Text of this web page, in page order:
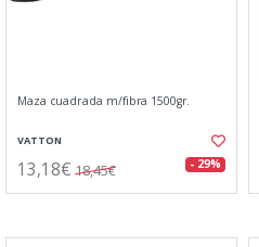
Maza cuadrada m/fibra 1500gr.
VATTON
13,18€ 18,45€ - 29%